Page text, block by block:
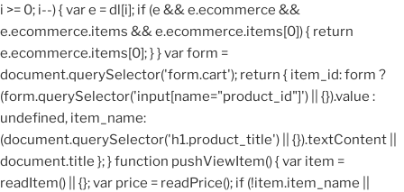
i >= 0; i--) { var e = dl[i]; if (e && e.ecommerce &&
e.ecommerce.items && e.ecommerce.items[0]) { return
e.ecommerce.items[0]; } } var form =
document.querySelector('form.cart'); return { item_id: form ?
(form.querySelector('input[name="product_id"]') || {}).value :
undefined, item_name:
(document.querySelector('h1.product_title') || {}).textContent ||
document.title }; } function pushViewItem() { var item =
readItem() || {}; var price = readPrice(); if (!item.item_name ||